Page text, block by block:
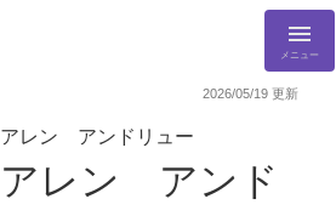
メニュー
2026/05/19 更新
アレン アンドリュー
アレン アンド